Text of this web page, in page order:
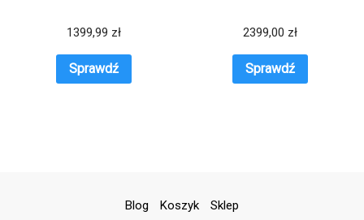
1399,99 zł
Sprawdź
2399,00 zł
Sprawdź
Blog Koszyk Sklep